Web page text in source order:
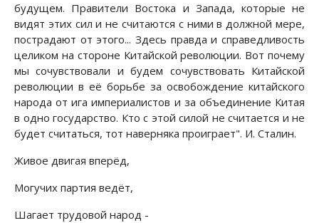
будущем. Правители Востока и Запада, которые не
видят этих сил и не считаются с ними в должной мере,
пострадают от этого... Здесь правда и справедливость
целиком на стороне Китайской революции. Вот почему
мы сочувствовали и будем сочувствовать Китайской
революции в её борьбе за освобождение китайского
народа от ига империалистов и за объединение Китая
в одно государство. Кто с этой силой не считается и не
будет считаться, тот наверняка проиграет". И. Сталин.
Живое двигая вперёд,
Могучих партия ведёт,
Шагает трудовой народ -